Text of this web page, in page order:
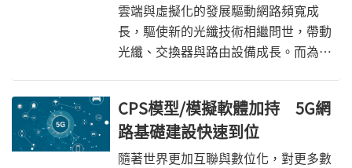
雲端與虛擬化的發展驅動網路頻寬成
長，驅使新的光纖技術相繼問世，帶動
光纖、交換器與路由設備成長。而為擴
CPS模型/模擬軟體加持 5G網
路基礎建設快速到位
隨著世界更加互聯與數位化，對更多數